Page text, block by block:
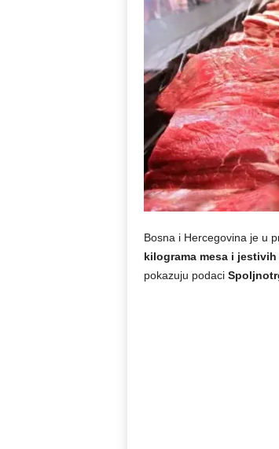
Bosna i Hercegovina je u
kilograma mesa i
pokazuju podaci